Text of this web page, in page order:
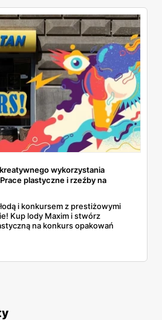
wykorzystania
plastyczne i rzeźby na
i konkursem z prestiżowymi
Kup lody Maxim i stwórz
na konkurs opakowań